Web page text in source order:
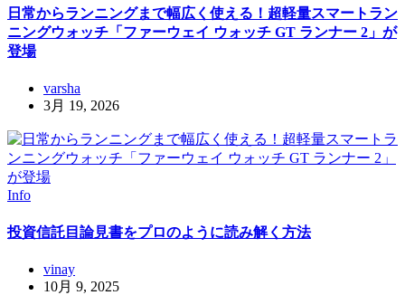
日常からランニングまで幅広く使える！超軽量スマートラン
ニングウォッチ「ファーウェイ ウォッチ GT ランナー 2」が
登場
varsha
3月 19, 2026
Info
投資信託目論見書をプロのように読み解く方法
vinay
10月 9, 2025